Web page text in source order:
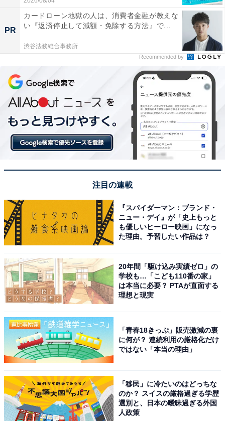
PR
カードローン地獄の人は、消費者金融が教えな
い『返済停止して減額・免除する方法』で...
渋谷法務総合事務所
Recommended by
注目の連載
『スパイダーマン：ブランド・
ニュー・デイ』が「史上もっと
も優しいヒーロー映画」になっ
た理由。予習したい作品は？
20年間「駆け込み実績ゼロ」の
学校も…「こども110番の家」
は本当に必要？ PTAが直面する
理想と現実
「青春18きっぷ」販売激減の裏
に何が？ 連続利用の厳格化だけ
ではない「本当の理由」
「移民」に冷たいのはどっちな
のか？ スイスの厳格過ぎる学歴
選別と、日本の曖昧過ぎる外国
人政策